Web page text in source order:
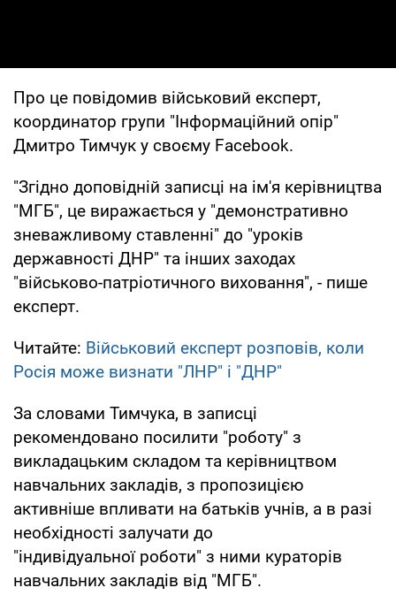
Про це повідомив військовий експерт,
координатор групи "Інформаційний опір"
Дмитро Тимчук у своєму Facebook.
"Згідно доповідній записці на ім'я керівництва
"МГБ", це виражається у "демонстративно
зневажливому ставленні" до "уроків
державності ДНР" та інших заходах
"військово-патріотичного виховання", - пише
експерт.
Читайте: Військовий експерт розповів, коли
Росія може визнати "ЛНР" і "ДНР"
За словами Тимчука, в записці
рекомендовано посилити "роботу" з
викладацьким складом та керівництвом
навчальних закладів, з пропозицією
активніше впливати на батьків учнів, а в разі
необхідності залучати до
"індивідуальної роботи" з ними кураторів
навчальних закладів від "МГБ".